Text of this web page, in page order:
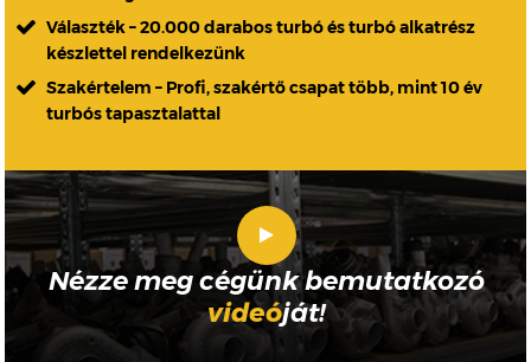
Választék – 20.000 darabos turbó és turbó alkatrész
készlettel rendelkezünk
Szakértelem – Profi, szakértő csapat több, mint 10 év
turbós tapasztalattal
Nézze meg cégünk bemutatkozó
videóját!